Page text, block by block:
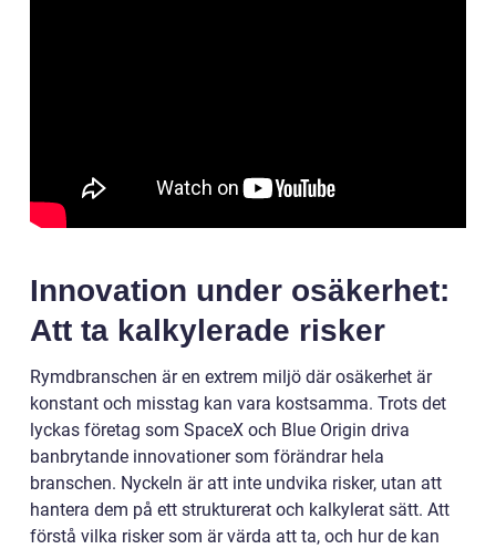
Innovation under osäkerhet:
Att ta kalkylerade risker
Rymdbranschen är en extrem miljö där osäkerhet är
konstant och misstag kan vara kostsamma. Trots det
lyckas företag som SpaceX och Blue Origin driva
banbrytande innovationer som förändrar hela
branschen. Nyckeln är att inte undvika risker, utan att
hantera dem på ett strukturerat och kalkylerat sätt. Att
förstå vilka risker som är värda att ta, och hur de kan